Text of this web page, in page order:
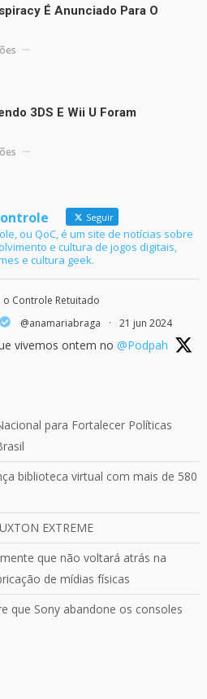
É Anunciado Para O
3DS E Wii U Foram
Seguir
ou QoC, é um site de notícias sobre
e cultura de jogos digitais,
e cultura geek.
Controle Retuitado
@anamariabraga · 21 jun 2024
vivemos ontem no @Podpah
o mais recente REVIEW de
mais
para Fortalecer Políticas
biblioteca virtual com mais de 580
EXTREME
que não voltará atrás na
de mídias físicas
que Sony abandone os consoles